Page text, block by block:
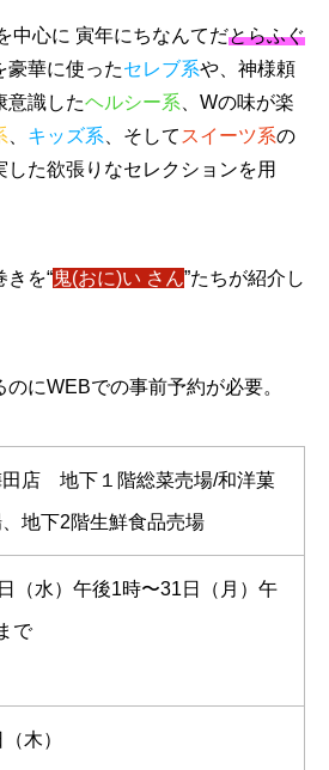
中心に 寅年にちなんてだとらふぐ
豪華に使ったセレブ系や、神様頼
意識したヘルシー系 、Wの味が楽
キッズ系 、そして スイーツ系の
した欲張りなセレクションを用
きを“鬼(おに)い さん”たちが紹介し
にWEBでの事前予約が必要。
田店 地下１階総菜売場/和洋菓
地下2階生鮮食品売場
（水）午後1時〜31日（月）午
で
木）